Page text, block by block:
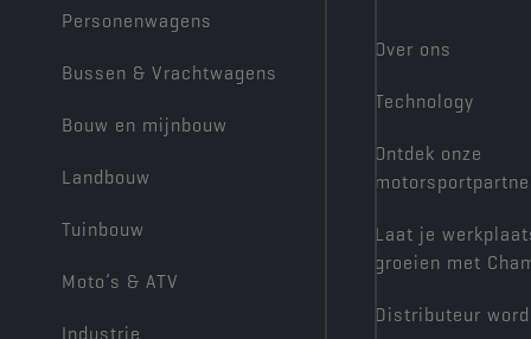
Personenwagens
Bussen & Vrachtwagens
Bouw en mijnbouw
Landbouw
Tuinbouw
Moto’s & ATV
Industrie
Over ons
Technology
Ontdek onze
Laat je
groeien met
Distributeur